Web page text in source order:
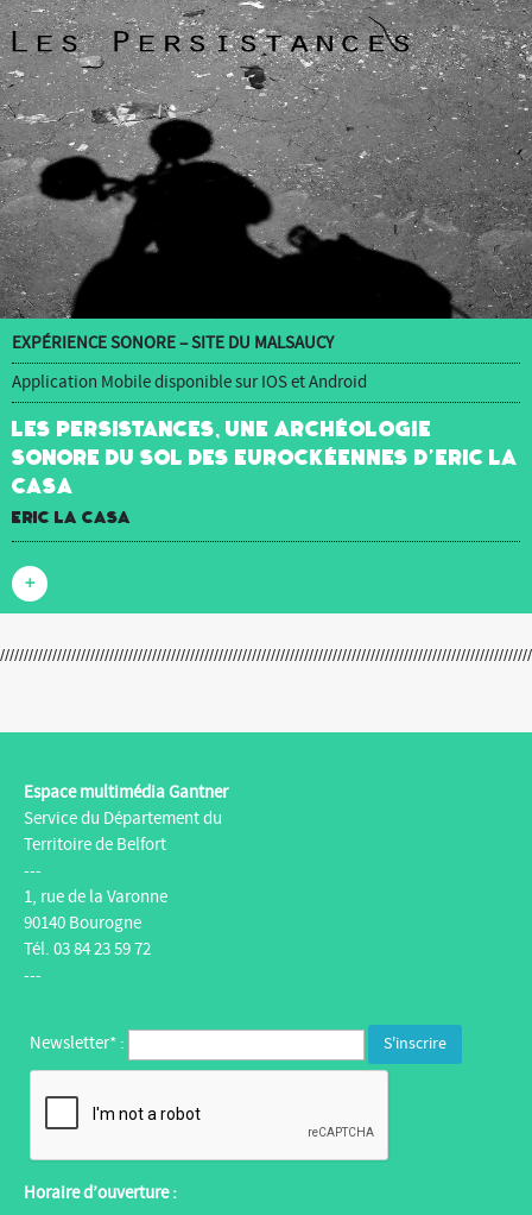
EXPÉRIENCE SONORE – SITE DU MALSAUCY
Application Mobile disponible sur IOS et Android
Les Persistances, une archéologie
sonore du sol des Eurockéennes d’Eric La
Casa
Eric La Casa
+
Espace multimédia Gantner
Service du Département du
Territoire de Belfort
---
1, rue de la Varonne
90140 Bourogne
Tél. 03 84 23 59 72
---
Newsletter* :
Horaire d’ouverture :